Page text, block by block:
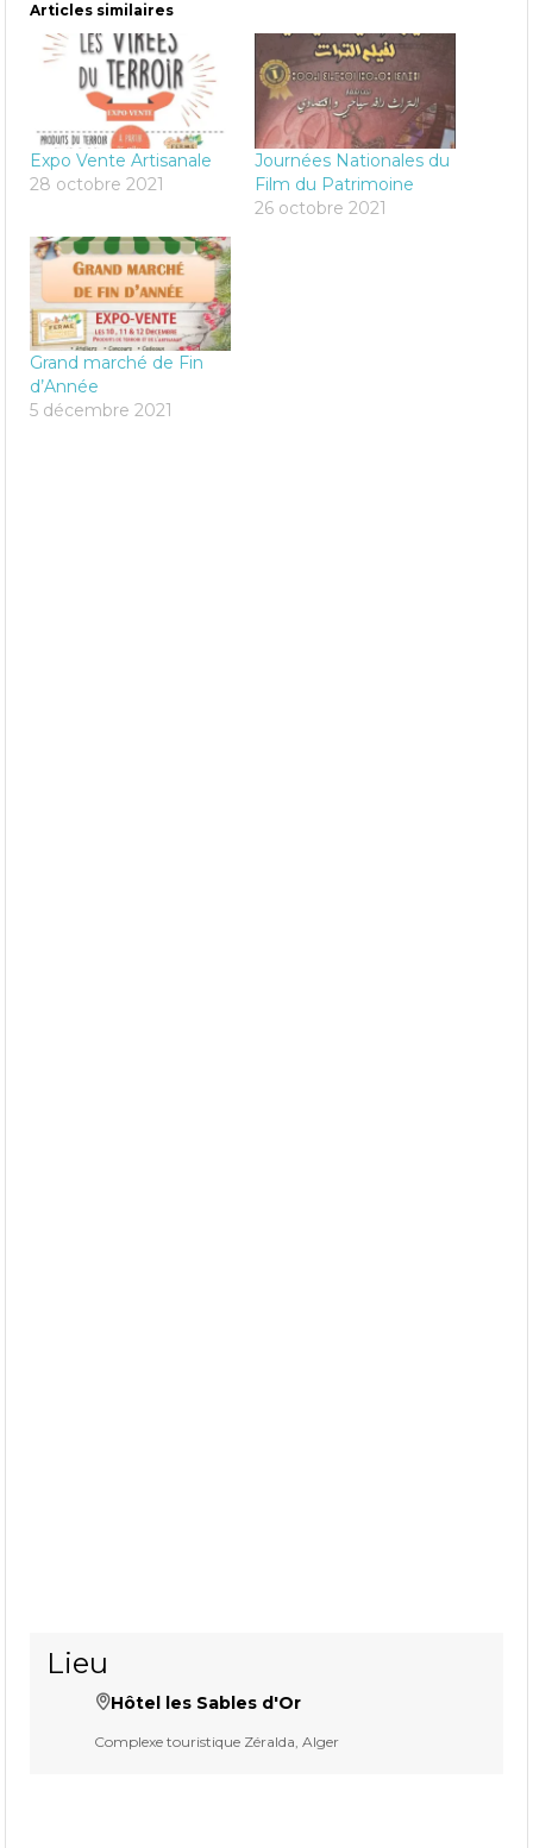
Articles similaires
Expo Vente Artisanale
28 octobre 2021
Journées Nationales du
Film du Patrimoine
26 octobre 2021
Grand marché de Fin
d’Année
5 décembre 2021
Lieu
Hôtel les Sables d'Or
Complexe touristique Zéralda, Alger